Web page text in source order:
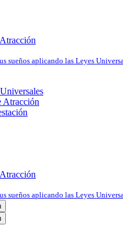
sueños aplicando las Leyes
Atracción
sueños aplicando las Leyes